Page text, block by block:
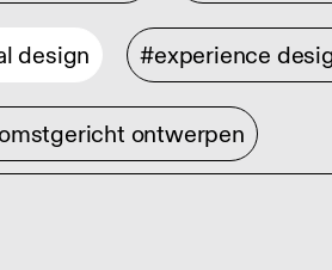
design #experience
ontwerpen